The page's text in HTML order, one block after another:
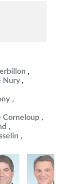
Nury
Corneloup